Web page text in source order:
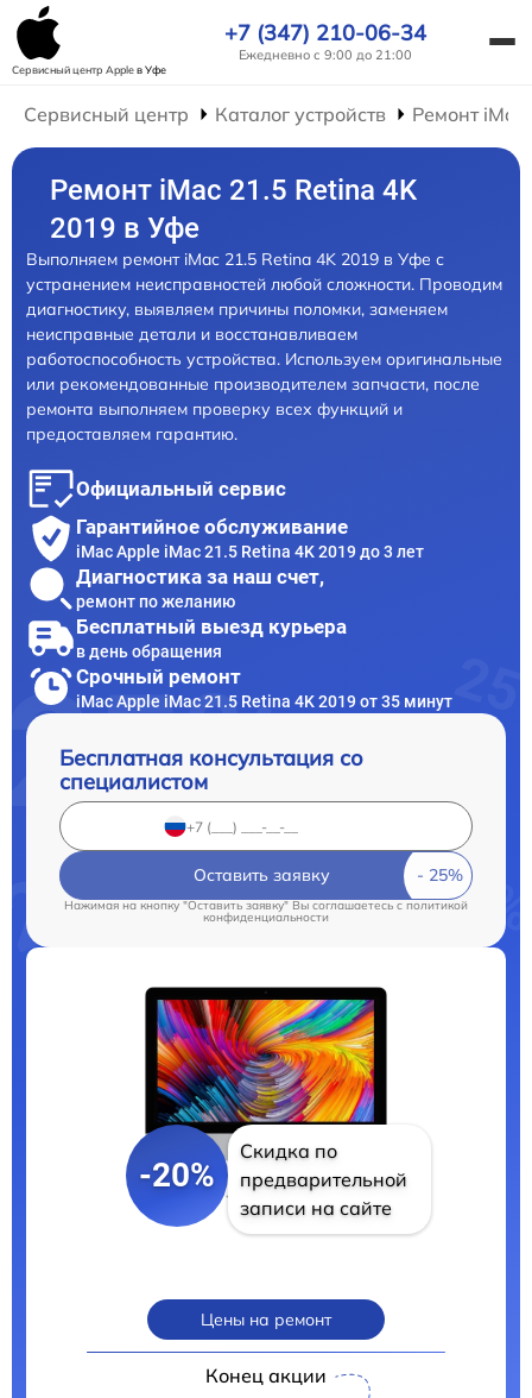
Сервисный центр Appleв Уфе
+7 (347) 210-06-34
Ежедневно с 9:00 до 21:00
Сервисный центр Каталог устройств Ремонт iMac
Ремонт iMac 21.5 Retina 4K
2019 в Уфе
Выполняем ремонт iMac 21.5 Retina 4K 2019 в Уфе с
устранением неисправностей любой сложности. Проводим
диагностику, выявляем причины поломки, заменяем
неисправные детали и восстанавливаем
работоспособность устройства. Используем оригинальные
или рекомендованные производителем запчасти, после
ремонта выполняем проверку всех функций и
предоставляем гарантию.
Официальный сервис
Гарантийное обслуживание
iMac Apple iMac 21.5 Retina 4K 2019 до 3 лет
Диагностика за наш счет,
ремонт по желанию
Бесплатный выезд курьера
в день обращения
Срочный ремонт
iMac Apple iMac 21.5 Retina 4K 2019 от 35 минут
Бесплатная консультация со
специалистом
Оставить заявку
Нажимая на кнопку "Оставить заявку" Вы соглашаетесь cполитикой
конфиденциальности
-20%
Скидка по
предварительной
записи на сайте
Цены на ремонт
Конец акции